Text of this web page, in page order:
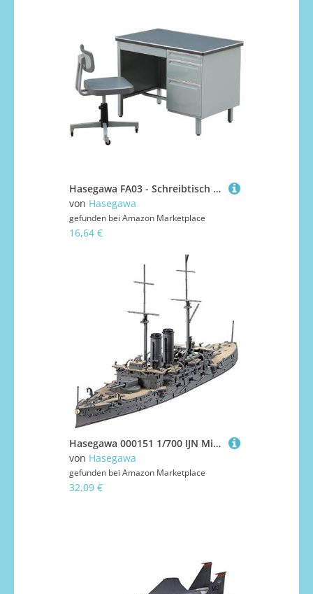
Hasegawa FA03 - Schreibtisch und Stuhl, Klein
von Hasegawa
gefunden bei Amazon Marketplace
16,64 €
Hasegawa 000151 1/700 IJN Mikasa, Waterline, Spiel
von Hasegawa
gefunden bei Amazon Marketplace
32,09 €